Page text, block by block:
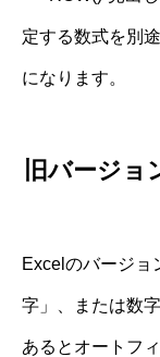
定する数式を別
になります。
旧バージ
Excelのバージョ
字」、または数
あるとオートフ